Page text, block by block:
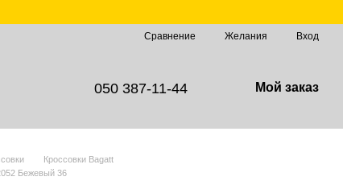
Сравнение Желания Вход
050 387-11-44 Мой заказ
Кроссовки Bagatt
Бежевый 36